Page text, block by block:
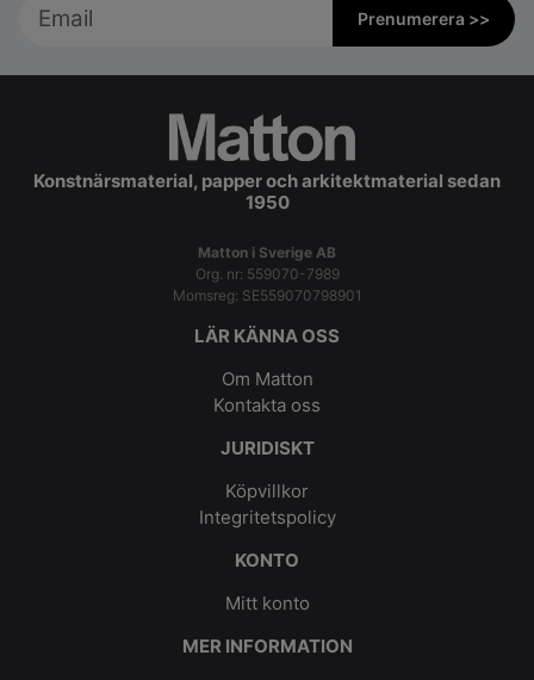
Prenumerera >>
Konstnärsmaterial, papper och arkitektmaterial sedan
1950
Matton i Sverige AB
Org. nr: 559070-7989
Momsreg: SE559070798901
LÄR KÄNNA OSS
Om Matton
Kontakta oss
JURIDISKT
Köpvillkor
Integritetspolicy
KONTO
Mitt konto
MER INFORMATION